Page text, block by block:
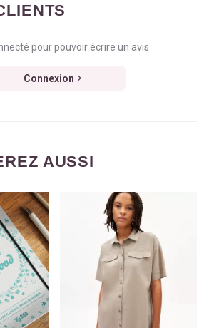
pour pouvoir écrire un avis
Connexion
AUSSI